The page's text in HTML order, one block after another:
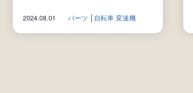
2024.08.01 パーツ 自転車 変速機